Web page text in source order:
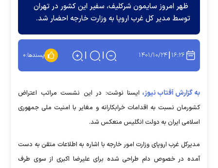
ظهر امروز سایمون شرکلیف، سفیر این کشور در تهران
توسط مدیر کل غرب اروپا به وزارت خارجه احضار شد.
۱۶:۲۶ ۱۴۰۱/۱۰/۲۴ پسندها:۰
به گزارش آفتاب نیوز، ایسنا نوشت: در این نشست مراتب اعتراض
کشورمان نسبت به اقدامات خرابکارانه و مغایر با امنیت ملی جمهوری
اسلامی ایران به دولت انگلیس منعکس شد.
مدیرکل غرب اروپای وزارت امور خارجه با اشاره به اطلاعات متقن به دست
آمده در خصوص دام طراحی شده برای علیرضا اکبری از سوی طرف